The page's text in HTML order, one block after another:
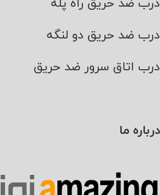
درب ضد حریق راه پله
درب ضد حریق دو لنگه
درب اتاق سرور ضد حریق
درباره ما